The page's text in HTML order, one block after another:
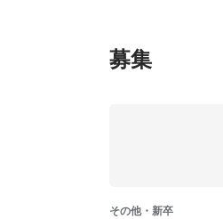
募集
その他・新卒